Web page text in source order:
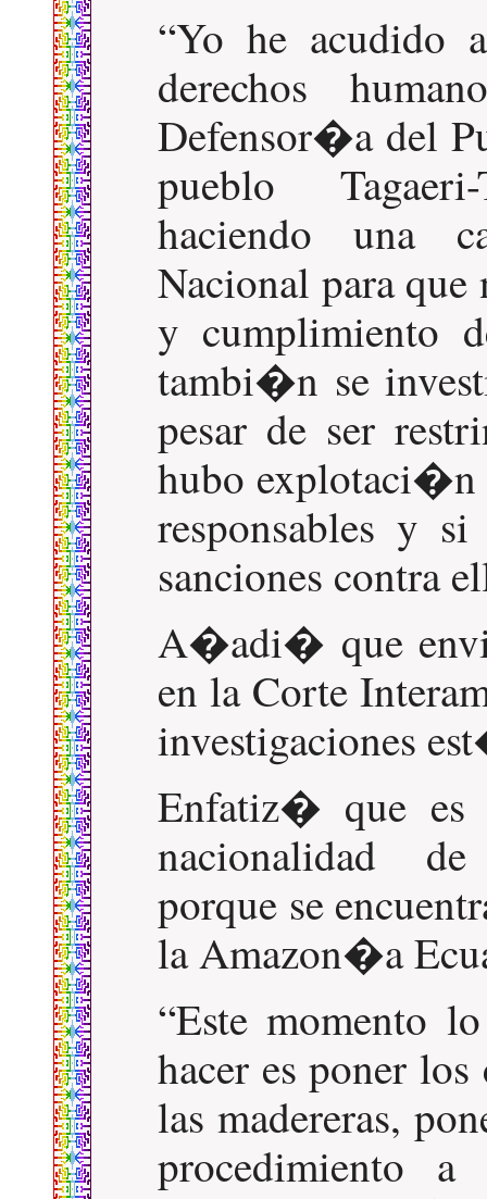
Yo he acudido
derechos
Defensor�a del
pueblo
haciendo una
Nacional para que
y cumplimiento
tambi�n se
pesar de ser
hubo explotaci�n
responsables y
sanciones contra
A�adi� que
en la Corte
investigaciones
Enfatiz� que es
nacionalidad de
porque se
la Amazon�a
Este momento
hacer es poner
las madereras,
procedimiento